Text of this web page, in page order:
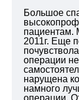
Большое
пациентам.
2011г. Еще
операции
нарущена
намного
операции.